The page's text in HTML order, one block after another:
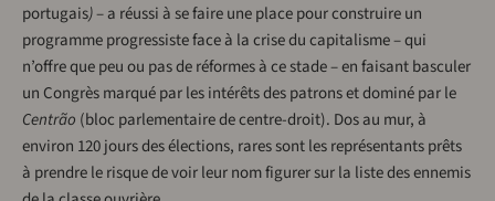
portugais)– a réussi à se faire une place pour construire un
programme progressiste face à la crise du capitalisme – qui
n’offre que peu ou pas de réformes à ce stade – en faisant basculer
un Congrès marqué par les intérêts des patrons et dominé par le
Centrão (bloc parlementaire de centre-droit). Dos au mur, à
environ 120 jours des élections, rares sont les représentants prêts
à prendre le risque de voir leur nom figurer sur la liste des ennemis